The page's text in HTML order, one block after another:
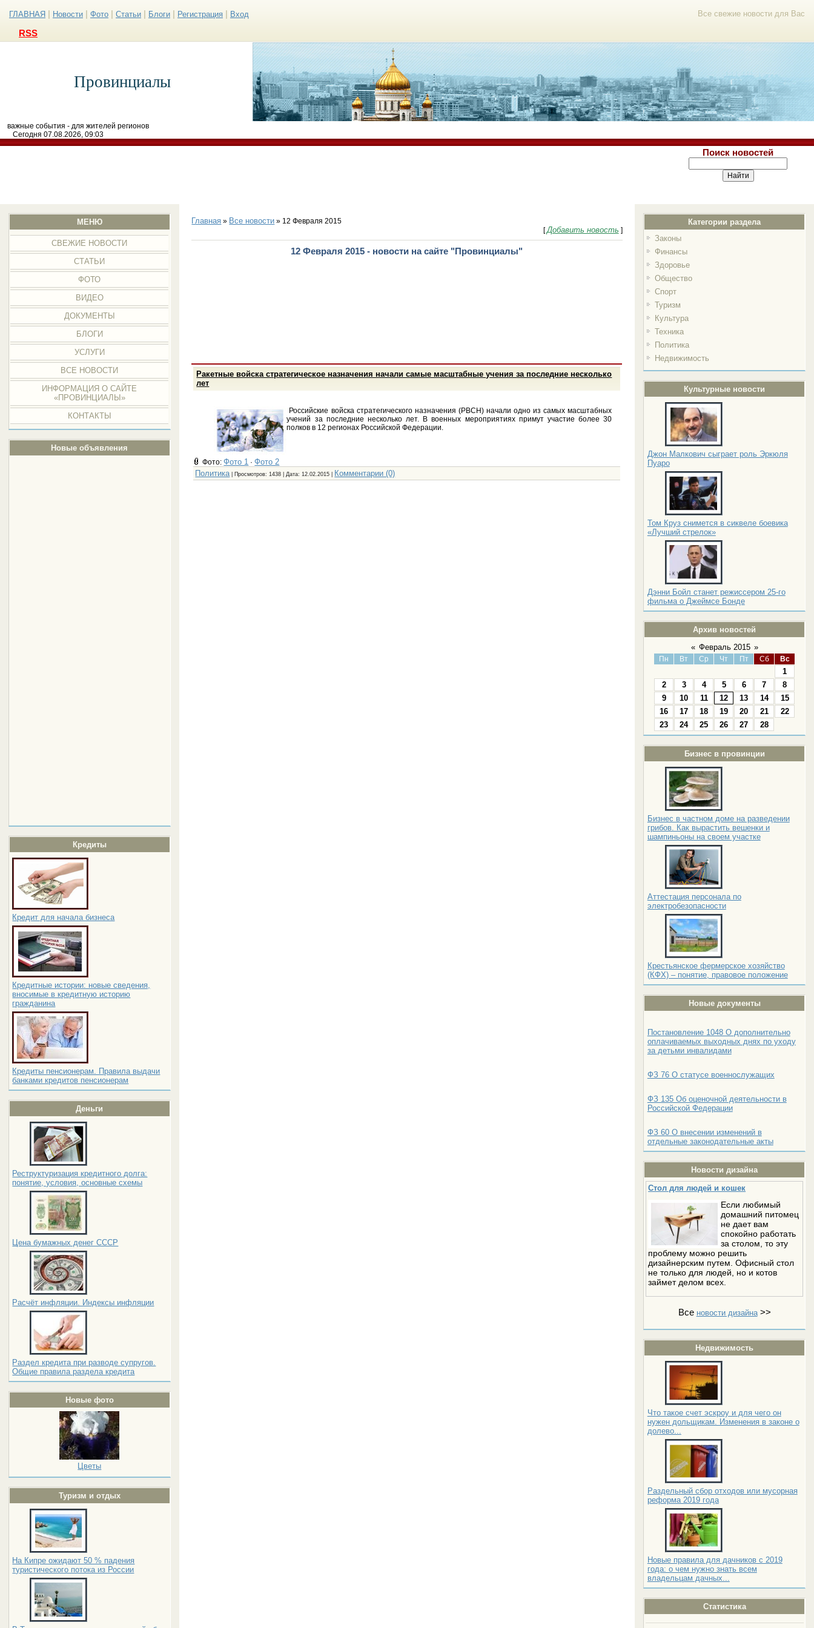
Все свежие новости для Вас
ГЛАВНАЯ Новости Фото Статьи Блоги Регистрация Вход
RSS
Провинциалы
важные события - для жителей регионов
Сегодня 07.08.2026, 09:03
Поиск новостей
МЕНЮ
СВЕЖИЕ НОВОСТИ
СТАТЬИ
ФОТО
ВИДЕО
ДОКУМЕНТЫ
БЛОГИ
УСЛУГИ
ВСЕ НОВОСТИ
ИНФОРМАЦИЯ О САЙТЕ
«ПРОВИНЦИАЛЫ»
КОНТАКТЫ
Новые объявления
Кредиты
Кредит для начала бизнеса
Кредитные истории: новые сведения,
вносимые в кредитную историю
гражданина
Кредиты пенсионерам. Правила выдачи
банками кредитов пенсионерам
Деньги
Реструктуризация кредитного долга:
понятие, условия, основные схемы
Цена бумажных денег СССР
Расчёт инфляции. Индексы инфляции
Раздел кредита при разводе супругов.
Общие правила раздела кредита
Новые фото
Цветы
Туризм и отдых
На Кипре ожидают 50 % падения
туристического потока из России
Категории раздела
Законы
Финансы
Здоровье
Общество
Спорт
Туризм
Культура
Техника
Политика
Недвижимость
Культурные новости
Джон Малкович сыграет роль Эркюля
Пуаро
Том Круз снимется в сиквеле боевика
«Лучший стрелок»
Дэнни Бойл станет режиссером 25-го
фильма о Джеймсе Бонде
Архив новостей
« Февраль 2015 »
Пн Вт Ср Чт Пт Сб Вс
1
2
3 4 5 6 7
8
9
10 11 12 13 14
15
16
17 18 19 20 21
22
23
24 25 26 27 28
Бизнес в провинции
Бизнес в частном доме на разведении
грибов. Как вырастить вешенки и
шампиньоны на своем участке
Аттестация персонала по
электробезопасности
Крестьянское фермерское хозяйство
(КФХ) – понятие, правовое положение
Новые документы
Постановление 1048 О дополнительно
оплачиваемых выходных днях по уходу
за детьми инвалидами
ФЗ 76 О статусе военнослужащих
ФЗ 135 Об оценочной деятельности в
Российской Федерации
ФЗ 60 О внесении изменений в
отдельные законодательные акты
Новости дизайна
Стол для людей и кошек
Если любимый
домашний питомец
не дает вам
спокойно работать
за столом, то эту
проблему можно решить
дизайнерским путем. Офисный стол
не только для людей, но и котов
займет делом всех.
Все новости дизайна>>
Недвижимость
Что такое счет эскроу и для чего он
нужен дольщикам. Изменения в законе о
долево...
Раздельный сбор отходов или мусорная
реформа 2019 года
Новые правила для дачников с 2019
года: о чем нужно знать всем
владельцам дачных...
Статистика
Главная » Все новости » 12 Февраля 2015
[Добавить новость ]
12 Февраля 2015 - новости на сайте "Провинциалы"
Ракетные войска стратегическое назначения начали самые масштабные учения за последние несколько
лет
Российские войска стратегического назначения (РВСН) начали одно из самых масштабных
учений за последние несколько лет. В военных мероприятиях примут участие более 30
полков в 12 регионах Российской Федерации.
Фото:Фото 1 ·Фото 2
Политика | Просмотров: 1438 | Дата:12.02.2015 Комментарии (0)